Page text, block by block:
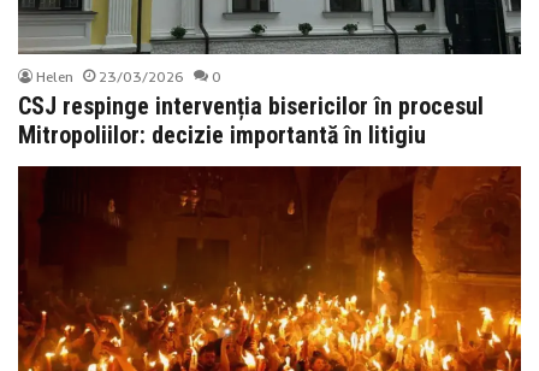
Helen 23/03/2026 0
CSJ respinge intervenția bisericilor în procesul
Mitropoliilor: decizie importantă în litigiu